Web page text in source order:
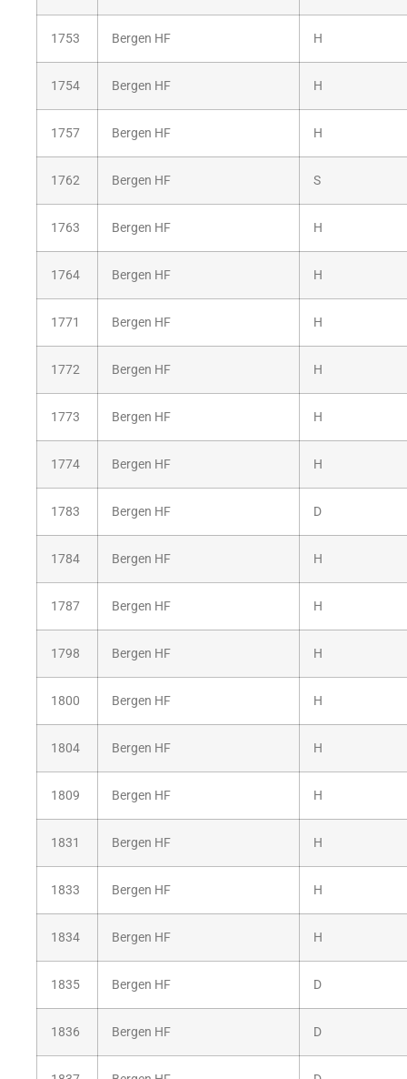
1753 Bergen HF H
1754 Bergen HF H
1757 Bergen HF H
1762 Bergen HF S
1763 Bergen HF H
1764 Bergen HF H
1771 Bergen HF H
1772 Bergen HF H
1773 Bergen HF H
1774 Bergen HF H
1783 Bergen HF D
1784 Bergen HF H
1787 Bergen HF H
1798 Bergen HF H
1800 Bergen HF H
1804 Bergen HF H
1809 Bergen HF H
1831 Bergen HF H
1833 Bergen HF H
1834 Bergen HF H
1835 Bergen HF D
1836 Bergen HF D